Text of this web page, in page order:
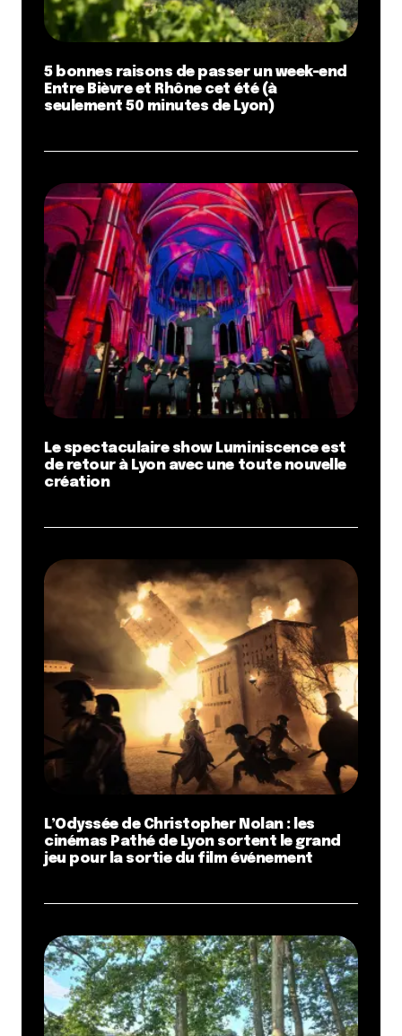
5 bonnes raisons de passer un week-end
Entre Bièvre et Rhône cet été (à
seulement 50 minutes de Lyon)
Le spectaculaire show Luminiscence est
de retour à Lyon avec une toute nouvelle
création
L’Odyssée de Christopher Nolan : les
cinémas Pathé de Lyon sortent le grand
jeu pour la sortie du film événement